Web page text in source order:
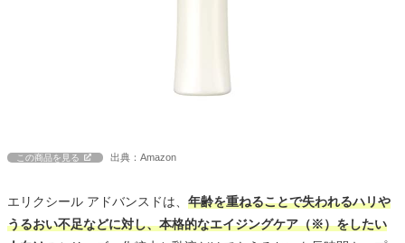
この商品を見る 出典：Amazon
エリクシール アドバンスドは、 年齢を重ねることで失われるハリや
うるおい不足などに対し、本格的なエイジングケア（※）をしたい